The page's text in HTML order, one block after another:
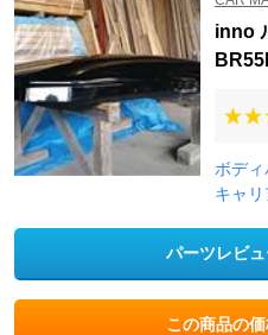
inno
ボデ
キャ
パーツレビ
この商品の